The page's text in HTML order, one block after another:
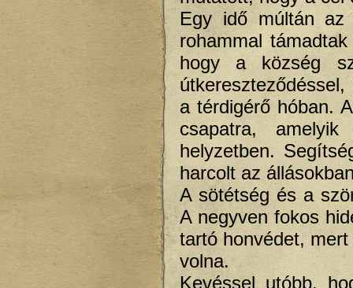
Egy idő múltán az
rohammal
hogy a község
a térdigérő hóban.
csapatra,
helyzetben.
harcolt az
A sötétség és a
A negyven fokos
tartó honvédet,
volna.
Kevéssel utóbb,